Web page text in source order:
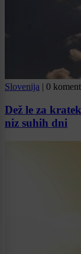
Slovenija | 0
Dež le za
niz suhih dni